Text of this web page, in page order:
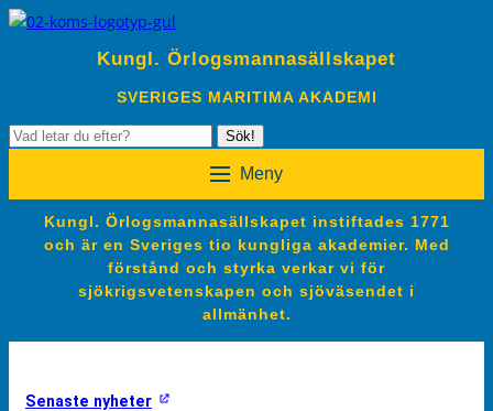
Kungl. Örlogsmannasällskapet
SVERIGES MARITIMA AKADEMI
Sök
Sök!
Meny
Kungl. Örlogsmannasällskapet instiftades 1771
och är en Sveriges tio kungliga akademier. Med
förstånd och styrka verkar vi för
sjökrigsvetenskapen och sjöväsendet i
allmänhet.
Senaste nyheter